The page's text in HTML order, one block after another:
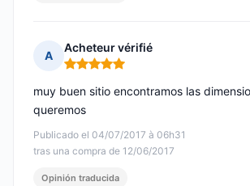
A
Acheteur vérifié
Nota: 5 de 5
Publicado el 04/07/2017 à 06h31
tras una compra de 12/06/2017
muy buen sitio encontramos las
queremos
Opinión traducida